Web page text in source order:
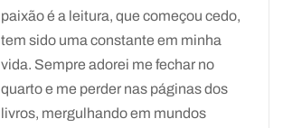
paixão é a leitura, que começou cedo,
tem sido uma constante em minha
vida. Sempre adorei me fechar no
quarto e me perder nas páginas dos
livros, mergulhando em mundos